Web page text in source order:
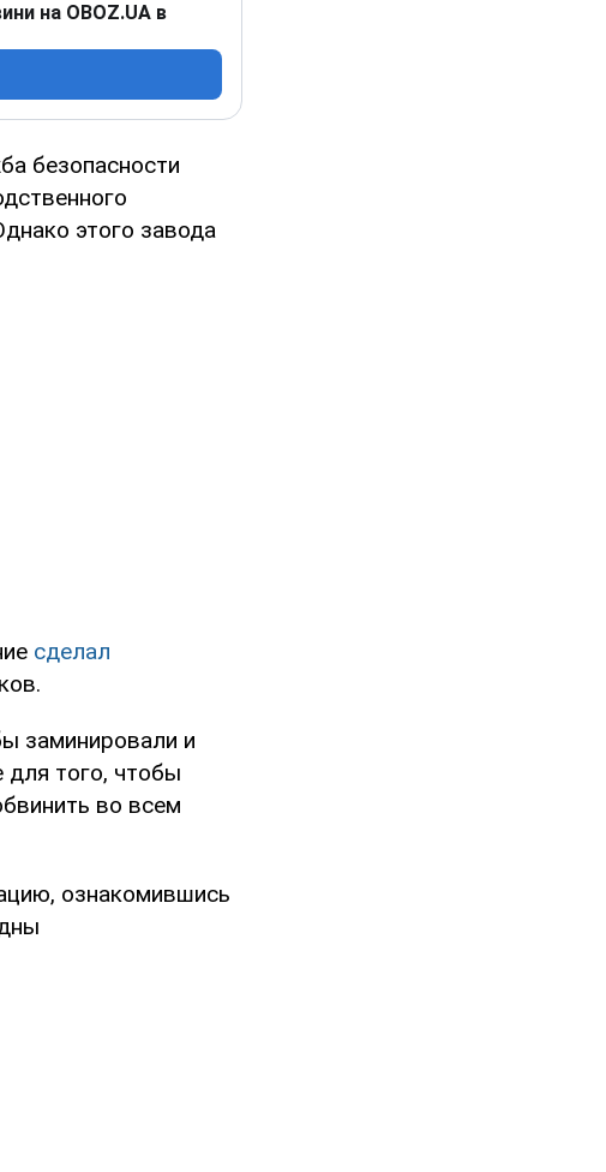
на OBOZ.UA в
безопасности
этого завода
сделал
заминировали и
для того, чтобы
во всем
ознакомившись